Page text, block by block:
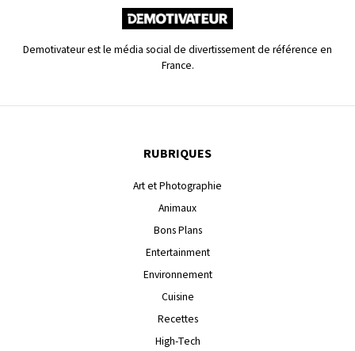
Demotivateur est le média social de divertissement de référence en
France.
RUBRIQUES
Art et Photographie
Animaux
Bons Plans
Entertainment
Environnement
Cuisine
Recettes
High-Tech